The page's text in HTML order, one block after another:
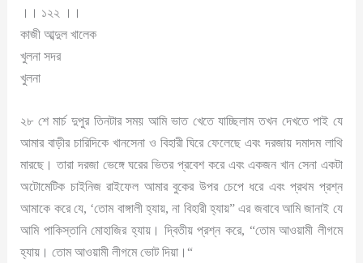
।। ১২২ ।।
কাজী আব্দুল খালেক
খুলনা সদর
খুলনা
২৮ শে মার্চ দুপুর তিনটার সময় আমি ভাত খেতে যাচ্ছিলাম তখন দেখতে পাই যে
আমার বাড়ীর চারিদিকে খানসেনা ও বিহারী ঘিরে ফেলেছে এবং দরজায় দমাদম লাথি
মারছে। তারা দরজা ভেঙ্গে ঘরের ভিতর প্রবেশ করে এবং একজন খান সেনা একটা
অটোমেটিক চাইনিজ রাইফেল আমার বুকের উপর চেপে ধরে এবং প্রথম প্রশ্ন
আমাকে করে যে, ‘তোম বাঙ্গালী হ্যায়, না বিহারী হ্যায়” এর জবাবে আমি জানাই যে
আমি পাকিস্তানি মোহাজির হ্যায়। দ্বিতীয় প্রশ্ন করে, “তোম আওয়ামী লীগমে
হ্যায়। তোম আওয়ামী লীগমে ভোট দিয়া।“